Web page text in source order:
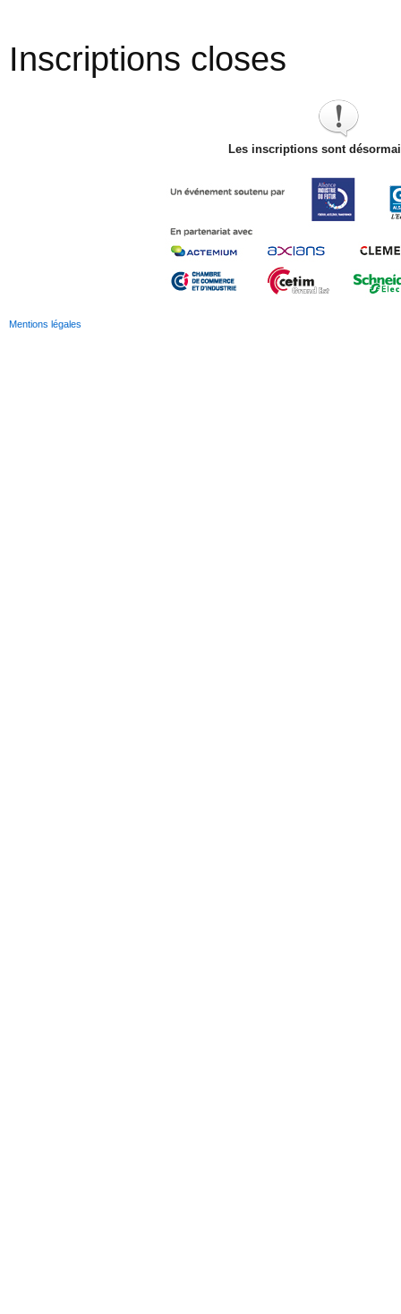
Inscriptions closes
Les inscriptions sont
Mentions légales